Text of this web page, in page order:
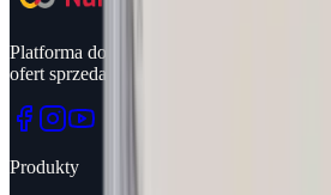
Platforma do śledzenia cen metali
ofert sprzedawców.
Produkty